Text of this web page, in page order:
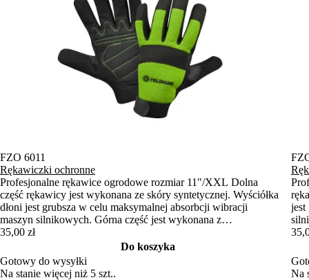
FZO 6011
Rękawiczki ochronne
Profesjonalne rękawice ogrodowe rozmiar 11"/XXL Dolna
część rękawicy jest wykonana ze skóry syntetycznej. Wyściółka
dłoni jest grubsza w celu maksymalnej absorbcji wibracji
maszyn silnikowych. Górna część jest wykonana z
elastycznego neoprenu, a palce są pokryte skórą syntetyczną.
Rękawiczki można również przymocować za pomocą taśmy
Velcro, co zapobiegnie ich ślizganiu.
35,00 zł
Do koszyka
Gotowy do wysyłki
Na stanie więcej niż 5 szt..
jest
Na